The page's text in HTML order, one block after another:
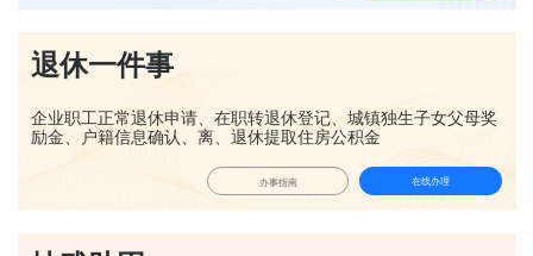
退休一件事
企业职工正常退休申请、在职转退休登记、城镇独生子女父母奖
励金、户籍信息确认、离、退休提取住房公积金
办事指南 在线办理